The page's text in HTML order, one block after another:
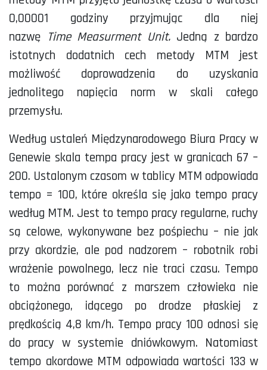
0,00001 godziny przyjmując dla niej
nazwę Time MeasurmentUnit.Jedną z bardzo
istotnych dodatnich cech metody MTM jest
możliwość doprowadzenia do uzyskania
jednolitego napięcia norm w skali całego
przemysłu.
Według ustaleń Międzynarodowego Biura Pracy w
Genewie skala tempa pracy jest w granicach 67 –
200. Ustalonym czasom w tablicy MTM odpowiada
tempo = 100, które określa się jako tempo pracy
według MTM. Jest to tempo pracy regularne, ruchy
są celowe, wykonywane bez pośpiechu – nie jak
przy akordzie, ale pod nadzorem – robotnik robi
wrażenie powolnego, lecz nie traci czasu. Tempo
to można porównać z marszem człowieka nie
obciążonego, idącego po drodze płaskiej z
prędkością 4,8 km/h. Tempo pracy 100 odnosi się
do pracy w systemie dniówkowym. Natomiast
tempo akordowe MTM odpowiada wartości 133 w